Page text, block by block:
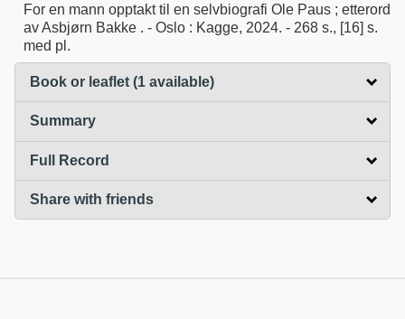
For en mann opptakt til en selvbiografi Ole Paus ; etterord
av Asbjørn Bakke . - Oslo : Kagge, 2024. - 268 s., [16] s.
med pl.
Book or leaflet (1 available) click to expand contents
Summary
Full Record
Share with friends